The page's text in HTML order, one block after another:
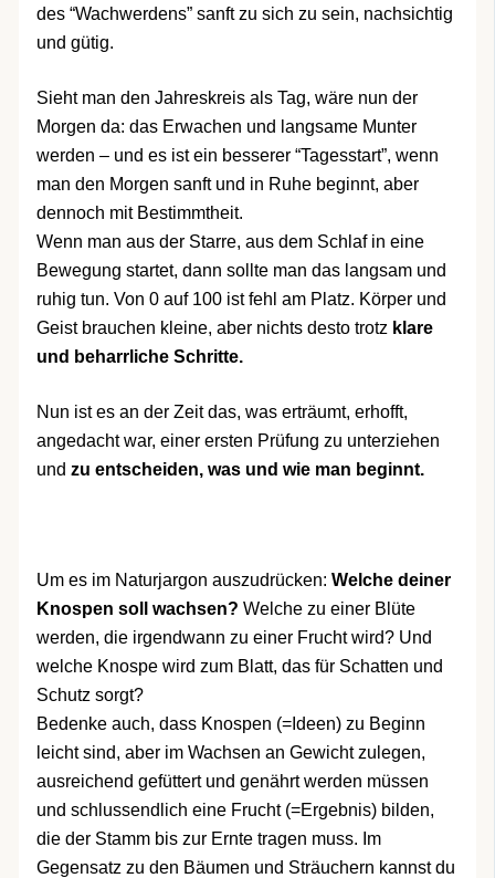
des “Wachwerdens” sanft zu sich zu sein, nachsichtig
und gütig.
Sieht man den Jahreskreis als Tag, wäre nun der
Morgen da: das Erwachen und langsame Munter
werden – und es ist ein besserer “Tagesstart”, wenn
man den Morgen sanft und in Ruhe beginnt, aber
dennoch mit Bestimmtheit.
Wenn man aus der Starre, aus dem Schlaf in eine
Bewegung startet, dann sollte man das langsam und
ruhig tun. Von 0 auf 100 ist fehl am Platz. Körper und
Geist brauchen kleine, aber nichts desto trotz klare
und beharrliche Schritte.
Nun ist es an der Zeit das, was erträumt, erhofft,
angedacht war, einer ersten Prüfung zu unterziehen
und zu entscheiden, was und wie man beginnt.
Um es im Naturjargon auszudrücken: Welche deiner
Knospen soll wachsen? Welche zu einer Blüte
werden, die irgendwann zu einer Frucht wird? Und
welche Knospe wird zum Blatt, das für Schatten und
Schutz sorgt?
Bedenke auch, dass Knospen (=Ideen) zu Beginn
leicht sind, aber im Wachsen an Gewicht zulegen,
ausreichend gefüttert und genährt werden müssen
und schlussendlich eine Frucht (=Ergebnis) bilden,
die der Stamm bis zur Ernte tragen muss. Im
Gegensatz zu den Bäumen und Sträuchern kannst du